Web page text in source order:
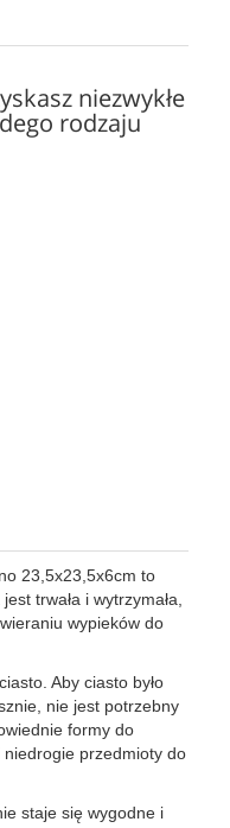
niezwykłe
rodzaju
23,5x23,5x6cm to
trwała i wytrzymała,
wypieków do
Aby ciasto było
nie jest potrzebny
formy do
przedmioty do
staje się wygodne i